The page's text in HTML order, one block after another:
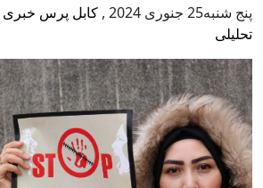
پنج شنبه25 جنوری 2024 , کابل پرس خبری
تحلیلی